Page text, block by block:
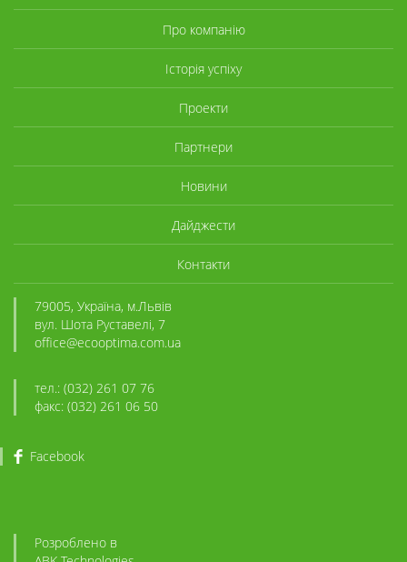
Про компанію
Історія успіху
Проекти
Партнери
Новини
Дайджести
Контакти
79005, Україна, м.Львів
вул. Шота Руставелі, 7
office@ecooptima.com.ua
тел.: (032) 261 07 76
факс: (032) 261 06 50
Facebook
Розроблено в